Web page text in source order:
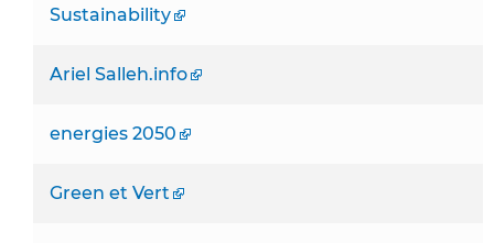
Sustainability
Ariel Salleh.info
energies 2050
Green et Vert